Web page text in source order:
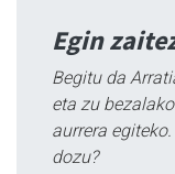
Egin
Begitu da
eta zu
aurrera
dozu?